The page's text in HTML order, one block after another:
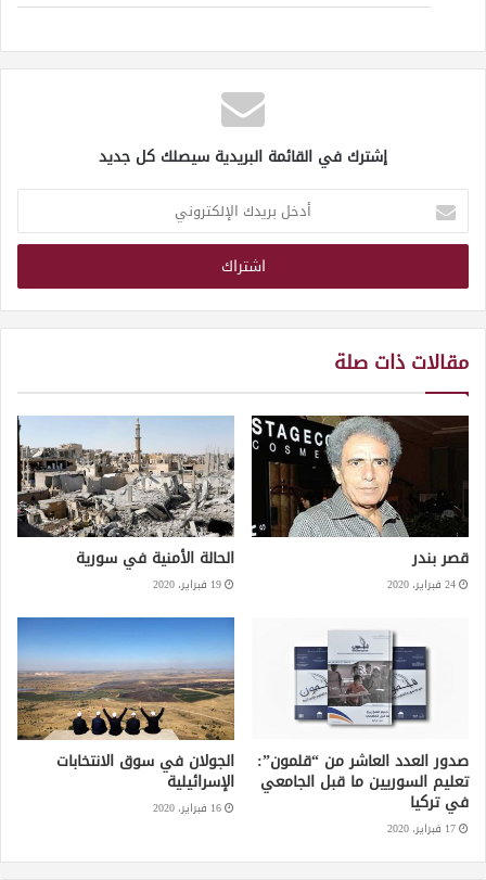
إشترك في القائمة البريدية سيصلك كل جديد
أدخل
بريدك
الإلكتروني
مقالات ذات صلة
قصر بندر
24 فبراير، 2020
الحالة الأمنية في سورية
19 فبراير، 2020
صدور العدد العاشر من “قلمون”:
تعليم السوريين ما قبل الجامعي
في تركيا
17 فبراير، 2020
الجولان في سوق الانتخابات
الإسرائيلية
16 فبراير، 2020